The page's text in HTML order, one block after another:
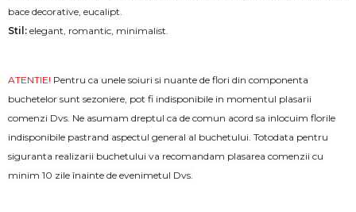
bace decorative, eucalipt.
Stil: elegant, romantic, minimalist.
ATENTIE! Pentru ca unele soiuri si nuante de flori din componenta
buchetelor sunt sezoniere, pot fi indisponibile in momentul plasarii
comenzi Dvs. Ne asumam dreptul ca de comun acord sa inlocuim florile
indisponibile pastrand aspectul general al buchetului. Totodata pentru
siguranta realizarii buchetului va recomandam plasarea comenzii cu
minim 10 zile înainte de evenimetul Dvs.